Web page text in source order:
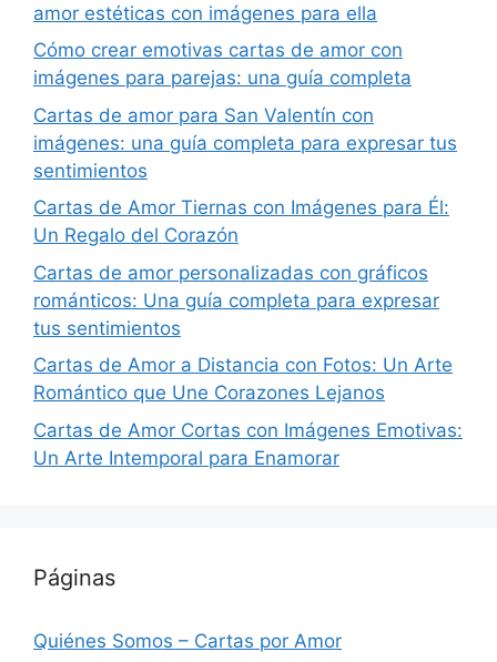
amor estéticas con imágenes para ella
Cómo crear emotivas cartas de amor con
imágenes para parejas: una guía completa
Cartas de amor para San Valentín con
imágenes: una guía completa para expresar tus
sentimientos
Cartas de Amor Tiernas con Imágenes para Él:
Un Regalo del Corazón
Cartas de amor personalizadas con gráficos
románticos: Una guía completa para expresar
tus sentimientos
Cartas de Amor a Distancia con Fotos: Un Arte
Romántico que Une Corazones Lejanos
Cartas de Amor Cortas con Imágenes Emotivas:
Un Arte Intemporal para Enamorar
Páginas
Quiénes Somos – Cartas por Amor